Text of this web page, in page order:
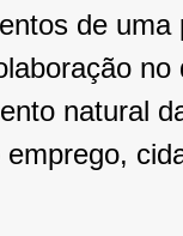
de
natural